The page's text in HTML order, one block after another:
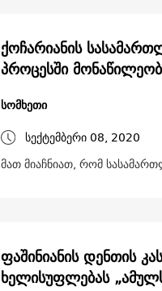
ქოჩარიანის
პროცესში
სომხეთი
სექტემბერი 08, 2020
მათ მიაჩნიათ, რომ
ფაშინიანის დენთის
ხელისუფლებას